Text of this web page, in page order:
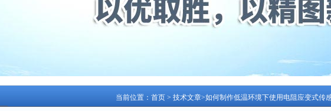
当前位置： 首页 > 技术文章>如何制作低温环境下使用电阻应变式传